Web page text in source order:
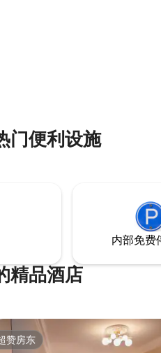
门便利设施
内部免费
精品酒店
赞房东
赞房东